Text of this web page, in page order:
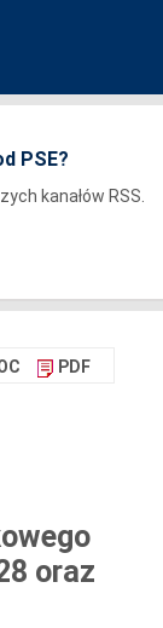
PSE?
kanałów RSS.
PDF
oraz